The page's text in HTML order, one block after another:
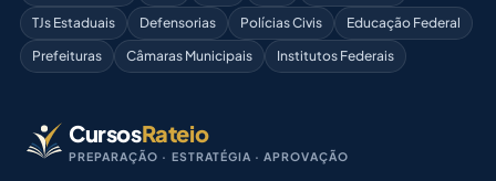
TJs Estaduais
Defensorias Polícias Civis
Educação Federal
Prefeituras
Câmaras Municipais Institutos Federais
CursosRateio
PREPARAÇÃO · ESTRATÉGIA · APROVAÇÃO